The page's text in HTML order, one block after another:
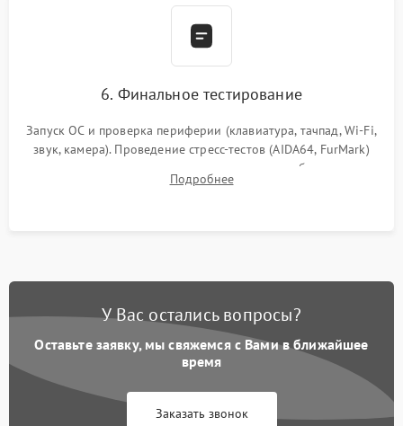
6. Финальное тестирование
Запуск ОС и проверка периферии (клавиатура, тачпад, Wi-Fi,
звук, камера). Проведение стресс-тестов (AIDA64, FurMark)
для контроля температурного режима и стабильности
системы под пиковой нагрузкой.
Подробнее
У Вас остались вопросы?
Оставьте заявку, мы свяжемся с Вами в ближайшее
время
Заказать звонок